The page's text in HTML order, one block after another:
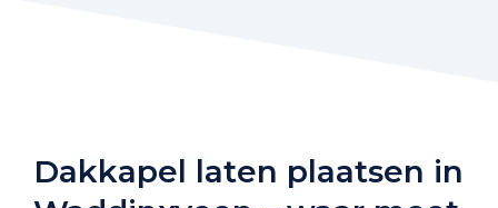
Dakkapel laten plaatsen in